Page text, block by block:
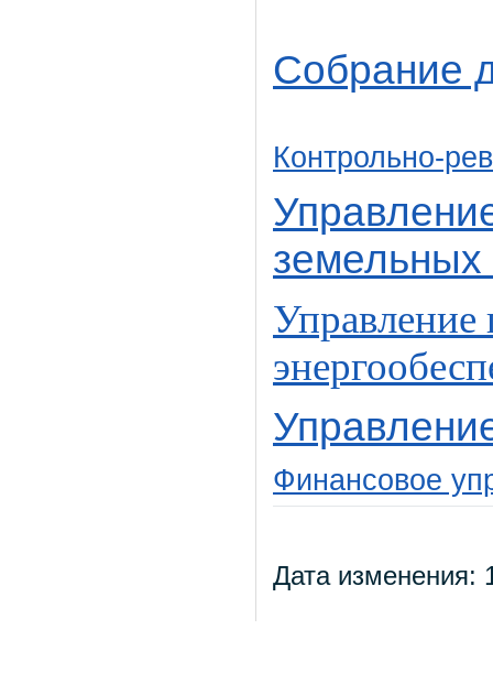
Собрание
Контрольно-
Финансовое
Дата изменения: